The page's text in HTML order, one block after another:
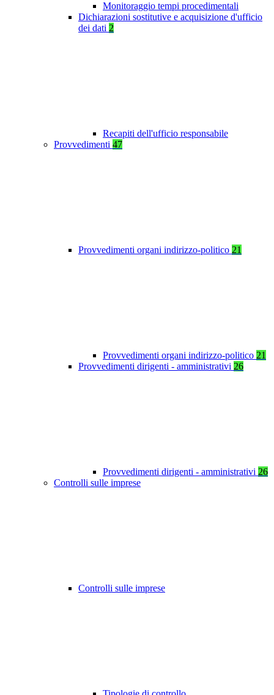
Monitoraggio tempi procedimentali
Dichiarazioni sostitutive e acquisizione d'ufficio
dei dati 2
Recapiti dell'ufficio responsabile
Provvedimenti 47
Provvedimenti organi indirizzo-politico 21
Provvedimenti organi indirizzo-politico 21
Provvedimenti dirigenti - amministrativi 26
Provvedimenti dirigenti - amministrativi 26
Controlli sulle imprese
Controlli sulle imprese